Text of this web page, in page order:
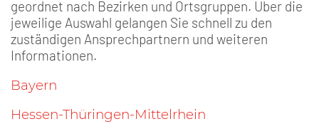
geordnet nach Bezirken und Ortsgruppen. Über die
jeweilige Auswahl gelangen Sie schnell zu den
zuständigen Ansprechpartnern und weiteren
Informationen.
Bayern
Hessen-Thüringen-Mittelrhein